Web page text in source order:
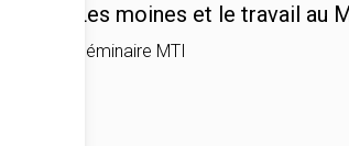
Les moines et le travail au
Séminaire MTI